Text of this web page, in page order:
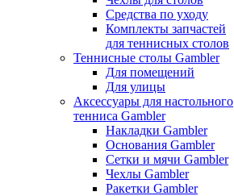
Средства по уходу
Комплекты запчастей
для теннисных столов
Теннисные столы Gambler
Для помещений
Для улицы
Аксессуары для настольного
тенниса Gambler
Накладки Gambler
Основания Gambler
Сетки и мячи Gambler
Чехлы Gambler
Ракетки Gambler